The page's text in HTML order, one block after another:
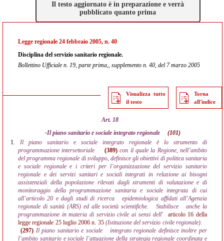
Il testo aggiornato è in preparazione e verrà
pubblicato quanto prima
Legge regionale 24 febbraio 2005, n. 40
Disciplina del servizio sanitario regionale.
Bollettino Ufficiale n. 19, parte prima,, supplemento n. 40, del 7 marzo 2005
Visualizza tutto
il testo
Torna
all'indice
Art. 18
-Il piano sanitario e sociale integrato regionale
(101)
1.
Il piano sanitario e sociale integrato regionale è lo strumento di
programmazione intersettoriale
(389)con il quale la Regione, nell’ambito
del programma regionale di sviluppo, definisce gli obiettivi di politica sanitaria
e sociale regionale e i criteri per l’organizzazione del servizio sanitario
regionale e dei servizi sanitari e sociali integrati in relazione ai bisogni
assistenziali della popolazione rilevati dagli strumenti di valutazione e di
monitoraggio della programmazione sanitaria e sociale integrata di cui
all’articolo 20 e dagli studi di ricerca
epidemiologica affidati all’Agenzia
regionale di sanità (ARS) ed alle società scientifiche.
Stabilisce
anche la
programmazione in materia di servizio civile ai sensi dell'
articolo 16 della
legge regionale 25 luglio 2006 n. 35 (Istituzione del servizio civile regionale).
(297) Il piano sanitario e sociale
integrato regionale definisce inoltre per
l’ambito sanitario e sociale l’attuazione della strategia regionale coordinata e